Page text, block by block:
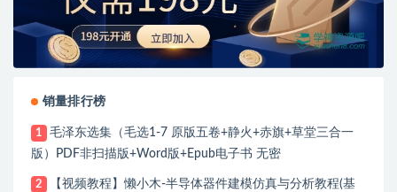
销量排行榜
1
毛泽东选集（毛选1-7 原版五卷+静火+赤旗+草堂三合一
版）PDF非扫描版+Word版+Epub电子书 无密
2
【视频教程】懒小木-半导体器件建模仿真与分析教程(基